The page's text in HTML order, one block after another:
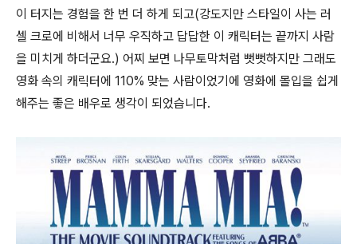
이 터지는 경험을 한 번 더 하게 되고(강도지만 스타일이 사는 러
셀 크로에 비해서 너무 우직하고 답답한 이 캐릭터는 끝까지 사람
을 미치게 하더군요.) 어찌 보면 나무토막처럼 뻣뻣하지만 그래도
영화 속의 캐릭터에 110% 맞는 사람이었기에 영화에 몰입을 쉽게
해주는 좋은 배우로 생각이 되었습니다.